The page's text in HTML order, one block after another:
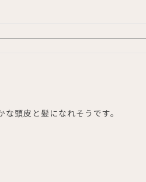
頭皮と髪になれそうです。